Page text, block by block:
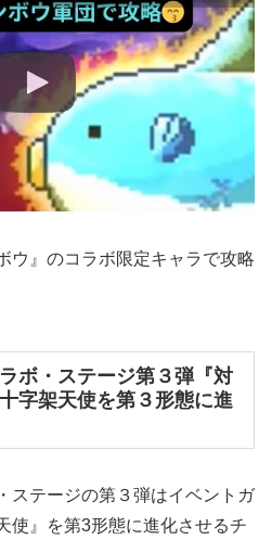
ウ』のコラボ限定キャラで攻略
ボ・ステージ第３弾『対
字架天使を第３形態に進
ステージの第３弾はイベントガ
使』を第3形態に進化させるチ